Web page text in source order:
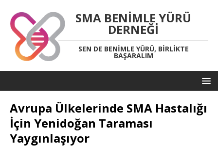
SMA BENIMLE YÜRÜ
DERNEĞI
SEN DE BENIMLE YÜRÜ, BIRLIKTE
BAŞARALIM
Avrupa Ülkelerinde SMA Hastalığı
İçin Yenidoğan Taraması
Yaygınlaşıyor